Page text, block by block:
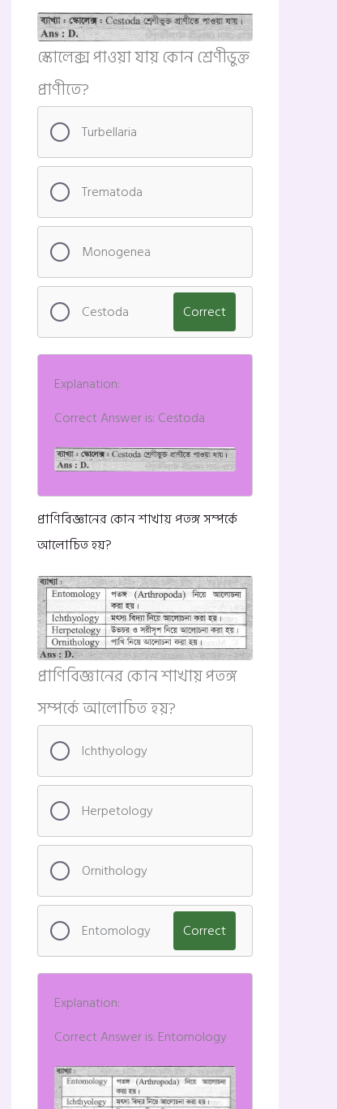
স্কোলেক্স পাওয়া যায় কোন শ্রেণীভুক্ত
প্রাণীতে?
Turbellaria
Trematoda
Monogenea
Cestoda Correct
Explanation:
Correct Answer is: Cestoda
প্রাণিবিজ্ঞানের কোন শাখায় পতঙ্গ সম্পর্কে
আলোচিত হয়?
প্রাণিবিজ্ঞানের কোন শাখায় পতঙ্গ
সম্পর্কে আলোচিত হয়?
Ichthyology
Herpetology
Ornithology
Entomology Correct
Explanation:
Correct Answer is: Entomology